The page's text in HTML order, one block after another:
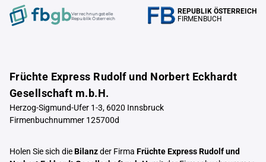
Verrechnungstelle
Republik Österreich
REPUBLIK ÖSTERREICH
FIRMENBUCH
Früchte Express Rudolf und Norbert Eckhardt
Gesellschaft m.b.H.
Herzog-Sigmund-Ufer 1-3, 6020 Innsbruck
Firmenbuchnummer 125700d
Holen Sie sich dieBilanzder Firma Früchte Express Rudolf und